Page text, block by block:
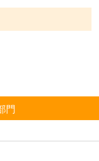
門